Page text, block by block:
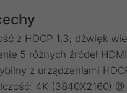
z HDCP 1.3, dźwięk
5 różnych źródeł HDMI
z urządzeniami
4K (3840X2160)